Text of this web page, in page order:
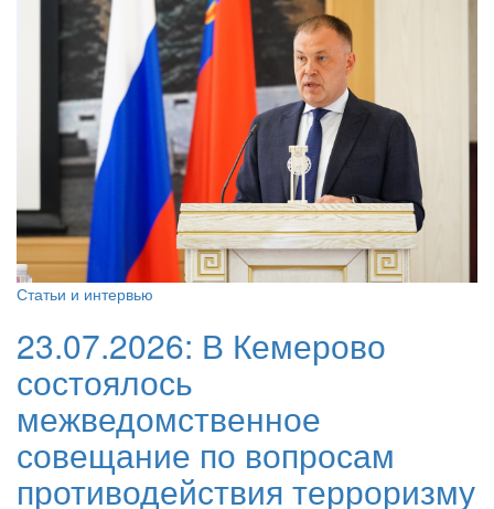
Статьи и интервью
23.07.2026: В Кемерово
состоялось
межведомственное
совещание по вопросам
противодействия терроризму